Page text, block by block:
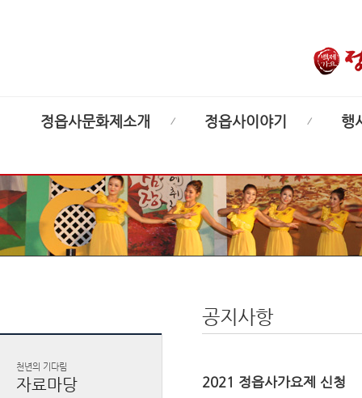
정읍사문화제소개 정읍사이야기 행
천년의 기다림
자료마당
공지사항
2021 정읍사가요제 신청